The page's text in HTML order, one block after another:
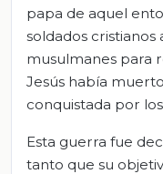
papa de aquel
soldados cristianos
musulmanes para
Jesús había
conquistada por
Esta guerra fue
tanto que su